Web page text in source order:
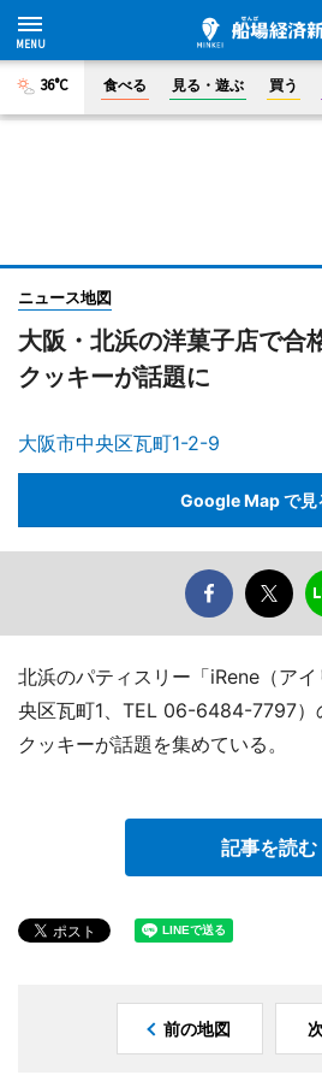
36°C 食べる 見る・遊ぶ 買う
ニュース地図
大阪・北浜の洋菓子店で合
クッキーが話題に
大阪市中央区瓦町1-2-9
Google Map で見
北浜のパティスリー「iRene（ア
央区瓦町1、TEL 06-6484-7797）
クッキーが話題を集めている。
記事を読む
前の地図